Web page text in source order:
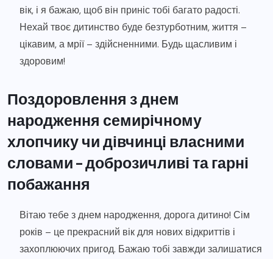
вік, і я бажаю, щоб він приніс тобі багато радості.
Нехай твоє дитинство буде безтурботним, життя –
цікавим, а мрії – здійсненними. Будь щасливим і
здоровим!
Поздоровлення з днем
народження семирічному
хлопчику чи дівчинці власними
словами – доброзичливі та гарні
побажання
Вітаю тебе з днем народження, дорога дитино! Сім
років – це прекрасний вік для нових відкриттів і
захоплюючих пригод. Бажаю тобі завжди залишатися